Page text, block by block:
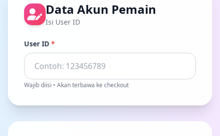
Data Akun Pemain
Isi User ID
User ID *
Wajib diisi • Akan terbawa ke checkout